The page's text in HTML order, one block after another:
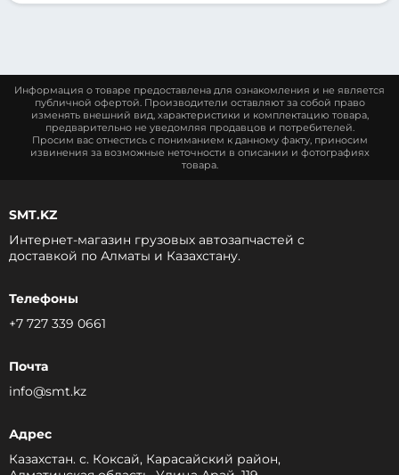
Информация о товаре предоставлена для ознакомления и не является
публичной офертой. Производители оставляют за собой право
изменять внешний вид, характеристики и комплектацию товара,
предварительно не уведомляя продавцов и потребителей.
Просим вас отнестись с пониманием к данному факту, приносим
извинения за возможные неточности в описании и фотографиях
товара.
SMT.KZ
Интернет-магазин грузовых автозапчастей c
доставкой по Алматы и Казахстану.
Телефоны
+7 727 339 0661
Почта
info@smt.kz
Адрес
Казахстан. с. Коксай, Карасайский район,